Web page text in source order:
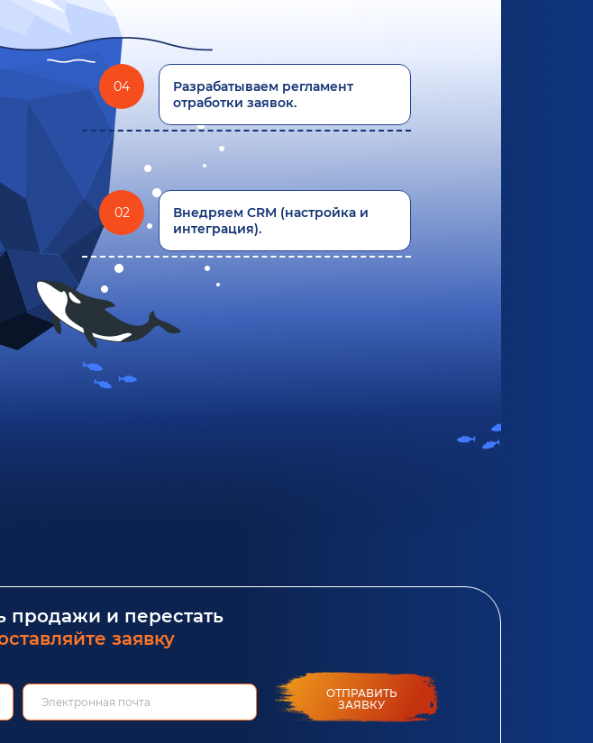
04
Разрабатываем регламент
отработки заявок.
02
Внедряем CRM (настройка и
интеграция).
продажи и перестать
заявку
ОТПРАВИТЬ
ЗАЯВКУ